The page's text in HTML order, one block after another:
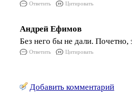
Ответить Цитировать
Андрей Ефимов
Без него бы не дали. Почетно,
Ответить Цитировать
Добавить комментарий